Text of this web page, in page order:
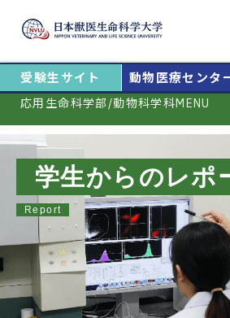
受験生サイト 動物医療センタ
学生からのレポ
Report
応用生命科学部/動物科学科MENU